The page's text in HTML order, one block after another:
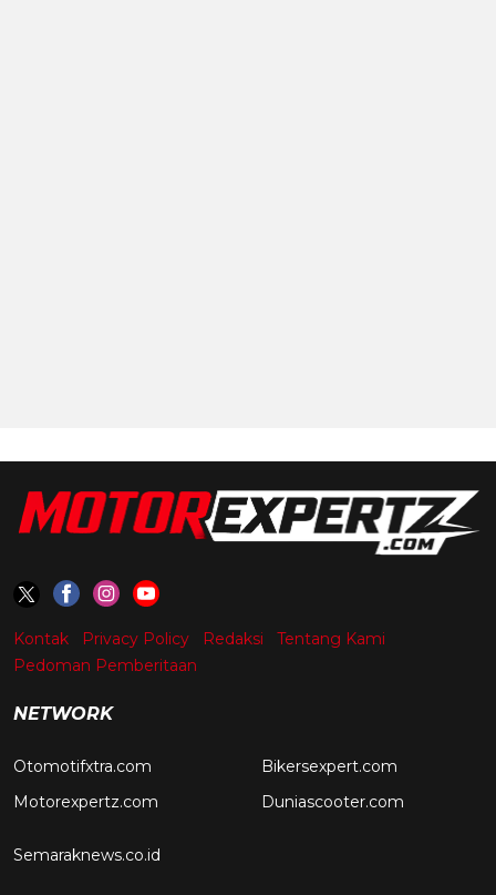
Kontak Privacy Policy Redaksi
Tentang Kami
Pedoman Pemberitaan
NETWORK
Otomotifxtra.com
Motorexpertz.com
Bikersexpert.com
Duniascooter.com
Semaraknews.co.id